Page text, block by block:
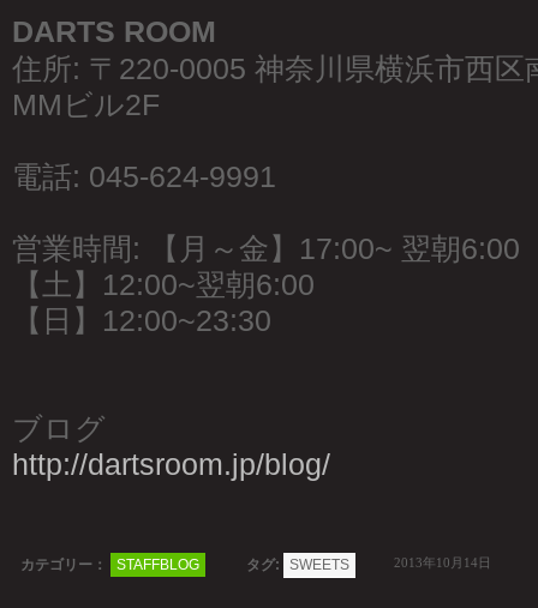
DARTS ROOM
住所: 〒220-0005 神奈川県横浜市西区
MMビル2F
電話: 045-624-9991
営業時間: 【月～金】17:00~ 翌朝6:00
【土】12:00~翌朝6:00
【日】12:00~23:30
ブログ
http://dartsroom.jp/blog/
カテゴリー： STAFFBLOG タグ: SWEETS 2013年10月14日